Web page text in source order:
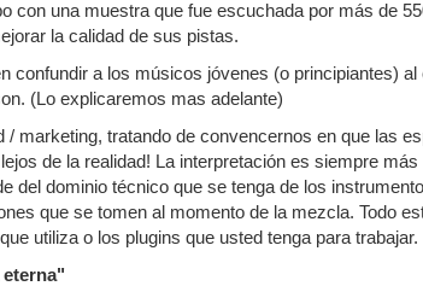
con una muestra que fue escuchada por más de
la calidad de sus pistas.
confundir a los músicos jóvenes (o principiantes)
(Lo explicaremos mas adelante)
/ marketing, tratando de convencernos en que las
de la realidad! La interpretación es siempre
del dominio técnico que se tenga de los
que se tomen al momento de la mezcla. Todo
utiliza o los plugins que usted tenga para trabajar.